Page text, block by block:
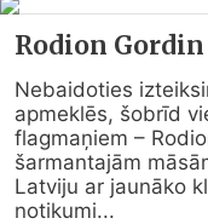
Rodion
Nebaidoties
apmeklēs, šobrīd
flagmaņiem –
šarmantajām
Latviju ar jaunāko
notikumi...